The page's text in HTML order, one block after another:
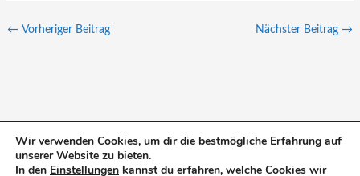
← Vorheriger Beitrag Nächster Beitrag →
S
Wir verwenden Cookies, um dir die bestmögliche Erfahrung auf
unserer Website zu bieten.
In den Einstellungen kannst du erfahren, welche Cookies wir